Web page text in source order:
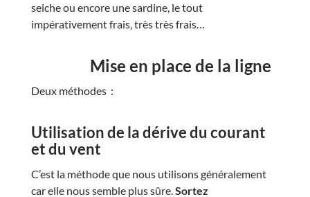
seiche ou encore une sardine, le tout
impérativement frais, très très frais…
Mise en place de la ligne
Deux méthodes :
Utilisation de la dérive du courant
et du vent
C’est la méthode que nous utilisons généralement
car elle nous semble plus sûre.Sortez